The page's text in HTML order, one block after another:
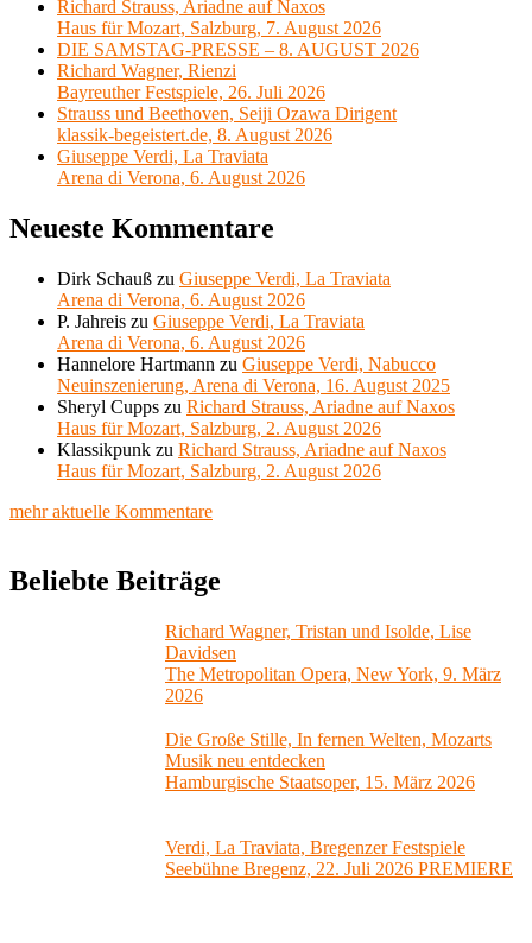
Richard Strauss, Ariadne auf Naxos
Haus für Mozart, Salzburg, 7. August 2026
DIE SAMSTAG-PRESSE – 8. AUGUST 2026
Richard Wagner, Rienzi
Bayreuther Festspiele, 26. Juli 2026
Strauss und Beethoven, Seiji Ozawa Dirigent
klassik-begeistert.de, 8. August 2026
Giuseppe Verdi, La Traviata
Arena di Verona, 6. August 2026
Neueste Kommentare
Dirk Schauß zu Giuseppe Verdi, La Traviata
Arena di Verona, 6. August 2026
P. Jahreis zu Giuseppe Verdi, La Traviata
Arena di Verona, 6. August 2026
Hannelore Hartmann zu Giuseppe Verdi, Nabucco
Neuinszenierung, Arena di Verona, 16. August 2025
Sheryl Cupps zu Richard Strauss, Ariadne auf Naxos
Haus für Mozart, Salzburg, 2. August 2026
Klassikpunk zu Richard Strauss, Ariadne auf Naxos
Haus für Mozart, Salzburg, 2. August 2026
mehr aktuelle Kommentare
Beliebte Beiträge
Richard Wagner, Tristan und Isolde, Lise
Davidsen
The Metropolitan Opera, New York, 9. März
2026
Die Große Stille, In fernen Welten, Mozarts
Musik neu entdecken
Hamburgische Staatsoper, 15. März 2026
Verdi, La Traviata, Bregenzer Festspiele
Seebühne Bregenz, 22. Juli 2026 PREMIERE